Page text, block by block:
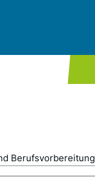
Berufsvorbereitung